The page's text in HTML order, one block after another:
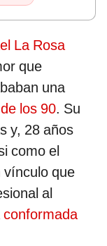
La Rosa
que
una
los 90. Su
y, 28 años
como el
vínculo que
al